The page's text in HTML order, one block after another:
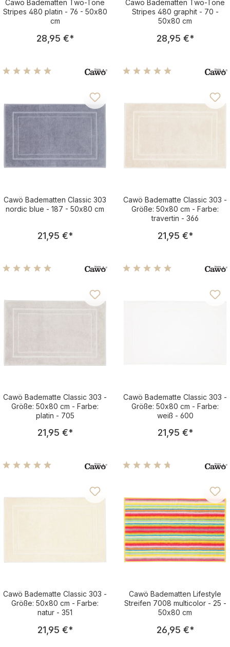
Cawö Badematten Two-Tone
Stripes 480 platin - 76 - 50x80
cm
Regulärer Preis:
28,95 €*
Cawö Badematten Two-Tone
Stripes 480 graphit - 70 -
50x80 cm
Regulärer
28,95 €*
Cawö Badematten Classic 303
nordic blue - 187 - 50x80 cm
Regulärer Preis:
21,95 €*
Cawö Badematte Classic 303 -
Größe: 50x80 cm - Farbe:
travertin - 366
Regulärer
21,95 €*
Cawö Badematte Classic 303 -
Größe: 50x80 cm - Farbe:
platin - 705
Regulärer Preis:
21,95 €*
Cawö Badematte Classic 303 -
Größe: 50x80 cm - Farbe:
weiß - 600
Regulärer
21,95 €*
Cawö Badematte Classic 303 -
Größe: 50x80 cm - Farbe:
natur - 351
Regulärer Preis:
21,95 €*
Cawö Badematten Lifestyle
Streifen 7008 multicolor - 25 -
50x80 cm
Regulärer
26,95 €*